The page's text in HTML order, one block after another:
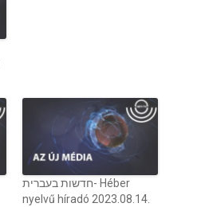
חדשות בעברית- Héber
nyelvű híradó 2023.08.14.